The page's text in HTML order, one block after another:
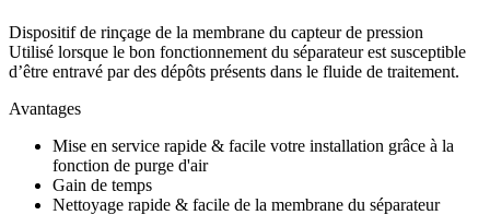
Dispositif de rinçage de la membrane du capteur de pression
Utilisé lorsque le bon fonctionnement du séparateur est susceptible
d’être entravé par des dépôts présents dans le fluide de traitement.
Avantages
Mise en service rapide & facile votre installation grâce à la
fonction de purge d'air
Gain de temps
Nettoyage rapide & facile de la membrane du séparateur